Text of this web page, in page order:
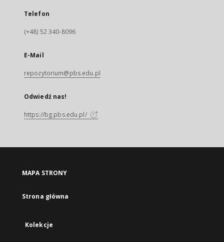
Telefon
(+48) 52 340-8096
E-Mail
repozytorium@pbs.edu.pl
Odwiedź nas!
https://bg.pbs.edu.pl/
MAPA STRONY
Strona główna
Kolekcje